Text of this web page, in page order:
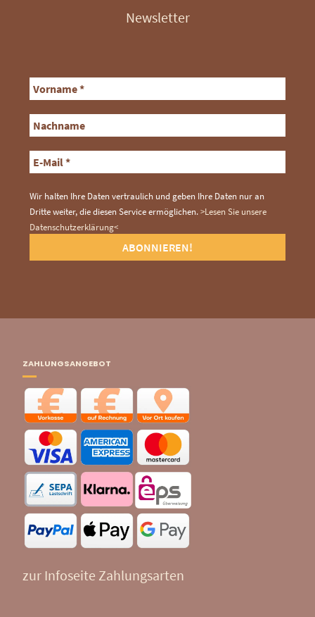
Newsletter
Wir halten Ihre Daten vertraulich und geben Ihre Daten nur an
Dritte weiter, die diesen Service ermöglichen.>Lesen Sie unsere
Datenschutzerklärung<
ZAHLUNGSANGEBOT
zur Infoseite Zahlungsarten